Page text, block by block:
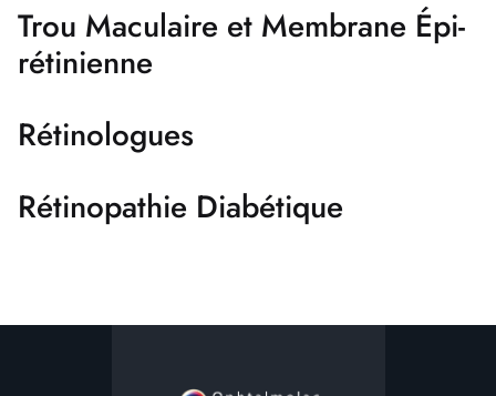
Trou Maculaire et Membrane Épi-
rétinienne
Rétinologues
Rétinopathie Diabétique